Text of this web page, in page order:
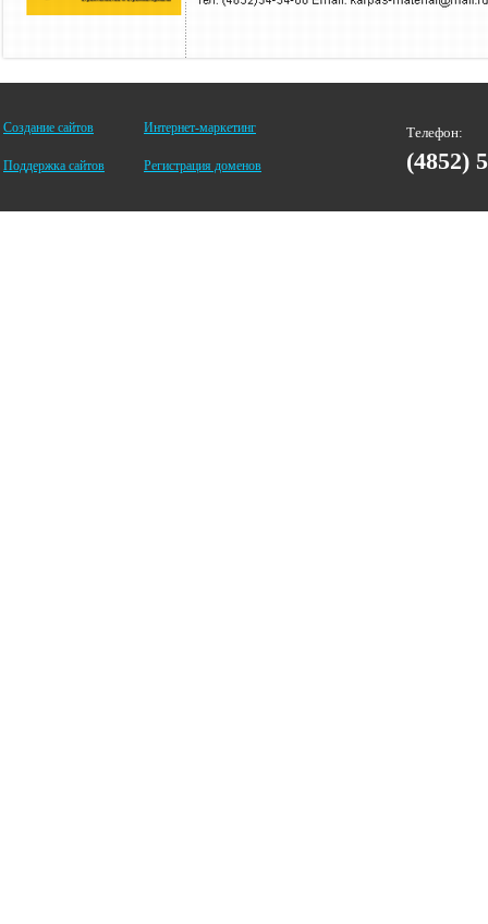
Создание сайтов Интернет-маркетинг
Поддержка сайтов Регистрация доменов
Телефон:
(4852)